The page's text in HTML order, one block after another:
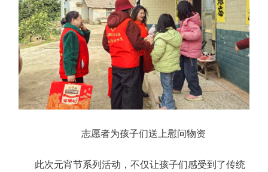
志愿者为孩子们送上慰问物资
此次元宵节系列活动，不仅让孩子们感受到了传统